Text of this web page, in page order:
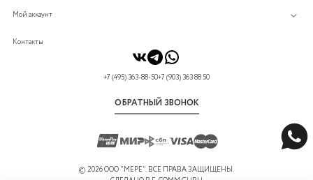
Мой аккаунт
Контакты
+7 (495) 363-88-50+7 (903) 363 88 50
ОБРАТНЫЙ ЗВОНОК
© 2026 ООО "МЕРЕ". ВСЕ ПРАВА ЗАЩИЩЕНЫ.